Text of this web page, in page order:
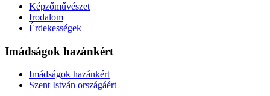
Képzőművészet
Irodalom
Érdekességek
Imádságok hazánkért
Imádságok hazánkért
Szent István országáért